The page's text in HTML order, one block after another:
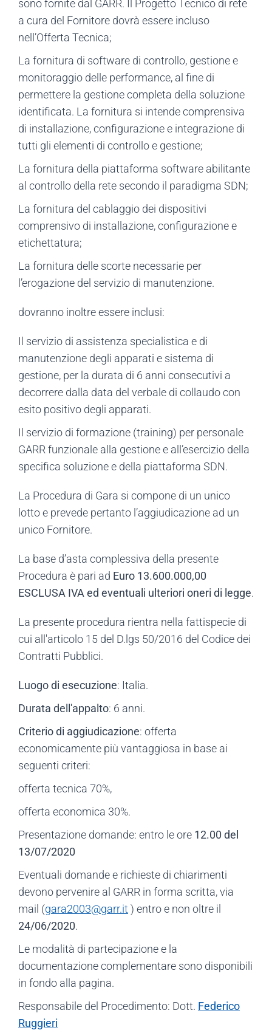
sono fornite dal GARR. Il Progetto Tecnico di rete
a cura del Fornitore dovrà essere incluso
nell’Offerta Tecnica;
La fornitura di software di controllo, gestione e
monitoraggio delle performance, al fine di
permettere la gestione completa della soluzione
identificata. La fornitura si intende comprensiva
di installazione, configurazione e integrazione di
tutti gli elementi di controllo e gestione;
La fornitura della piattaforma software abilitante
al controllo della rete secondo il paradigma SDN;
La fornitura del cablaggio dei dispositivi
comprensivo di installazione, configurazione e
etichettatura;
La fornitura delle scorte necessarie per
l’erogazione del servizio di manutenzione.
dovranno inoltre essere inclusi:
Il servizio di assistenza specialistica e di
manutenzione degli apparati e sistema di
gestione, per la durata di 6 anni consecutivi a
decorrere dalla data del verbale di collaudo con
esito positivo degli apparati.
Il servizio di formazione (training) per personale
GARR funzionale alla gestione e all’esercizio della
specifica soluzione e della piattaforma SDN.
La Procedura di Gara si compone di un unico
lotto e prevede pertanto l’aggiudicazione ad un
unico Fornitore.
La base d’asta complessiva della presente
Procedura è pari ad Euro 13.600.000,00
ESCLUSA IVA ed eventuali ulteriori oneri di legge.
La presente procedura rientra nella fattispecie di
cui all'articolo 15 del D.lgs 50/2016 del Codice dei
Contratti Pubblici.
Luogo di esecuzione: Italia.
Durata dell'appalto: 6 anni.
Criterio di aggiudicazione: offerta
economicamente più vantaggiosa in base ai
seguenti criteri:
offerta tecnica 70%,
offerta economica 30%.
Presentazione domande: entro le ore 12.00 del
13/07/2020
Eventuali domande e richieste di chiarimenti
devono pervenire al GARR in forma scritta, via
mail (gara2003@garr.it ) entro e non oltre il
24/06/2020.
Le modalità di partecipazione e la
documentazione complementare sono disponibili
in fondo alla pagina.
Responsabile del Procedimento: Dott. Federico
Ruggieri